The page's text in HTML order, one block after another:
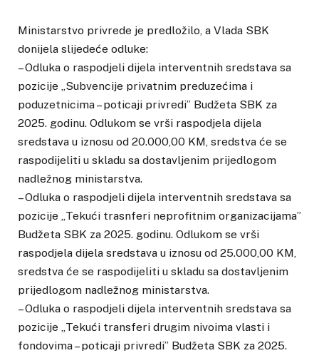
Ministarstvo privrede je predložilo, a Vlada SBK
donijela slijedeće odluke:
– Odluka o raspodjeli dijela interventnih sredstava sa
pozicije „Subvencije privatnim preduzećima i
poduzetnicima – poticaji privredi” Budžeta SBK za
2025. godinu. Odlukom se vrši raspodjela dijela
sredstava u iznosu od 20.000,00 KM, sredstva će se
raspodijeliti u skladu sa dostavljenim prijedlogom
nadležnog ministarstva.
– Odluka o raspodjeli dijela interventnih sredstava sa
pozicije „Tekući trasnferi neprofitnim organizacijama”
Budžeta SBK za 2025. godinu. Odlukom se vrši
raspodjela dijela sredstava u iznosu od 25.000,00 KM,
sredstva će se raspodijeliti u skladu sa dostavljenim
prijedlogom nadležnog ministarstva.
– Odluka o raspodjeli dijela interventnih sredstava sa
pozicije „Tekući transferi drugim nivoima vlasti i
fondovima – poticaji privredi” Budžeta SBK za 2025.